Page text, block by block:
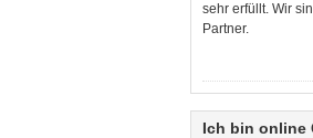
sehr erfüllt. Wir
Partner.
Ich bin online